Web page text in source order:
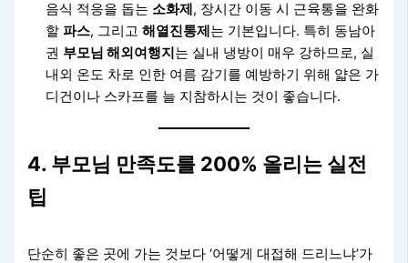
음식 적응을 돕는 소화제, 장시간 이동 시 근육통을 완화
할파스, 그리고해열진통제는 기본입니다. 특히 동남아
권 부모님 해외여행지는 실내 냉방이 매우 강하므로, 실
내외 온도 차로 인한 여름 감기를 예방하기 위해 얇은 가
디건이나 스카프를 늘 지참하시는 것이 좋습니다.
4. 부모님 만족도를 200% 올리는 실전
팁
단순히 좋은 곳에 가는 것보다 ‘어떻게 대접해 드리느냐’가